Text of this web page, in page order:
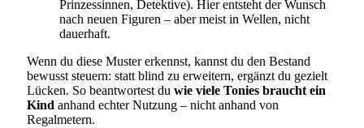
Prinzessinnen, Detektive). Hier entsteht der Wunsch
nach neuen Figuren – aber meist in Wellen, nicht
dauerhaft.
Wenn du diese Muster erkennst, kannst du den Bestand
bewusst steuern: statt blind zu erweitern, ergänzt du gezielt
Lücken. So beantwortest du wie viele Tonies braucht ein
Kind anhand echter Nutzung – nicht anhand von
Regalmetern.